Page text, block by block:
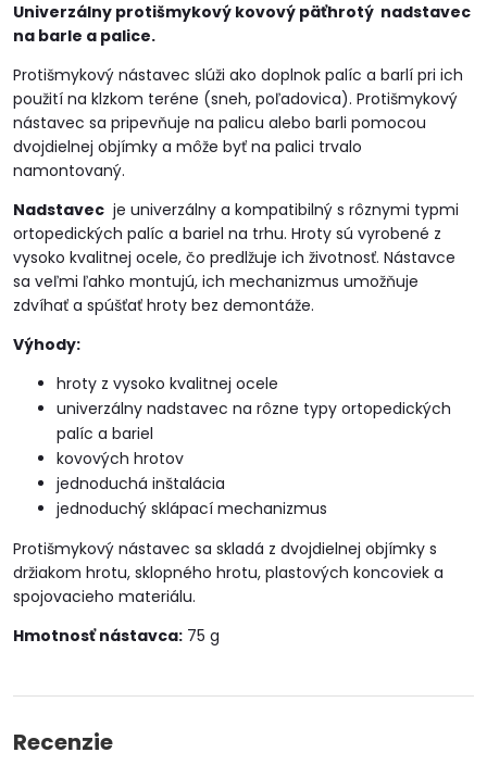
Univerzálny protišmykový kovový päťhrotý nadstavec
na barle a palice.
Protišmykový nástavec slúži ako doplnok palíc a barlí pri ich
použití na klzkom teréne (sneh, poľadovica). Protišmykový
nástavec sa pripevňuje na palicu alebo barli pomocou
dvojdielnej objímky a môže byť na palici trvalo
namontovaný.
Nadstavec je univerzálny a kompatibilný s rôznymi typmi
ortopedických palíc a bariel na trhu. Hroty sú vyrobené z
vysoko kvalitnej ocele, čo predlžuje ich životnosť. Nástavce
sa veľmi ľahko montujú, ich mechanizmus umožňuje
zdvíhať a spúšťať hroty bez demontáže.
Výhody:
hroty z vysoko kvalitnej ocele
univerzálny nadstavec na rôzne typy ortopedických
palíc a bariel
kovových hrotov
jednoduchá inštalácia
jednoduchý sklápací mechanizmus
Protišmykový nástavec sa skladá z dvojdielnej objímky s
držiakom hrotu, sklopného hrotu, plastových koncoviek a
spojovacieho materiálu.
Hmotnosť nástavca: 75 g
Recenzie